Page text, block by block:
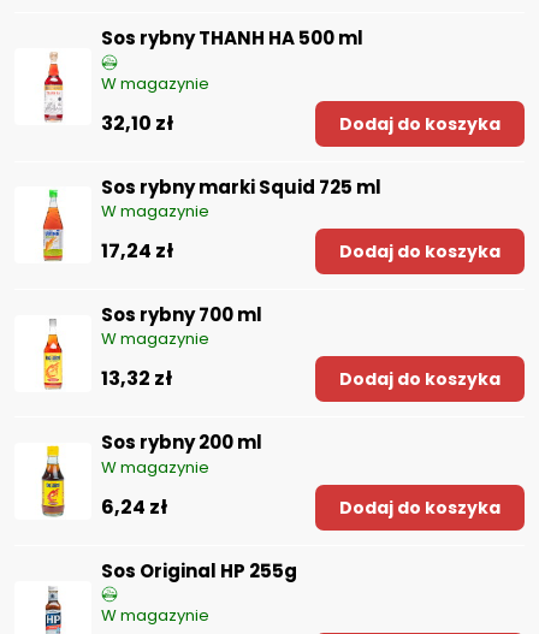
Sos rybny THANH HA 500 ml
W magazynie
32,10 zł Dodaj do koszyka
Sos rybny marki Squid 725 ml
W magazynie
17,24 zł Dodaj do koszyka
Sos rybny 700 ml
W magazynie
13,32 zł Dodaj do koszyka
Sos rybny 200 ml
W magazynie
6,24 zł Dodaj do koszyka
Sos Original HP 255g
W magazynie